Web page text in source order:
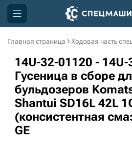
Главная страница Ходовая часть
14U-32-01120 -
Гусеница в сборе
бульдозеров
Shantui SD16L 42L
(консистентная
GE
Компания
Акции
Доставка и оплата
Информация
Контакты